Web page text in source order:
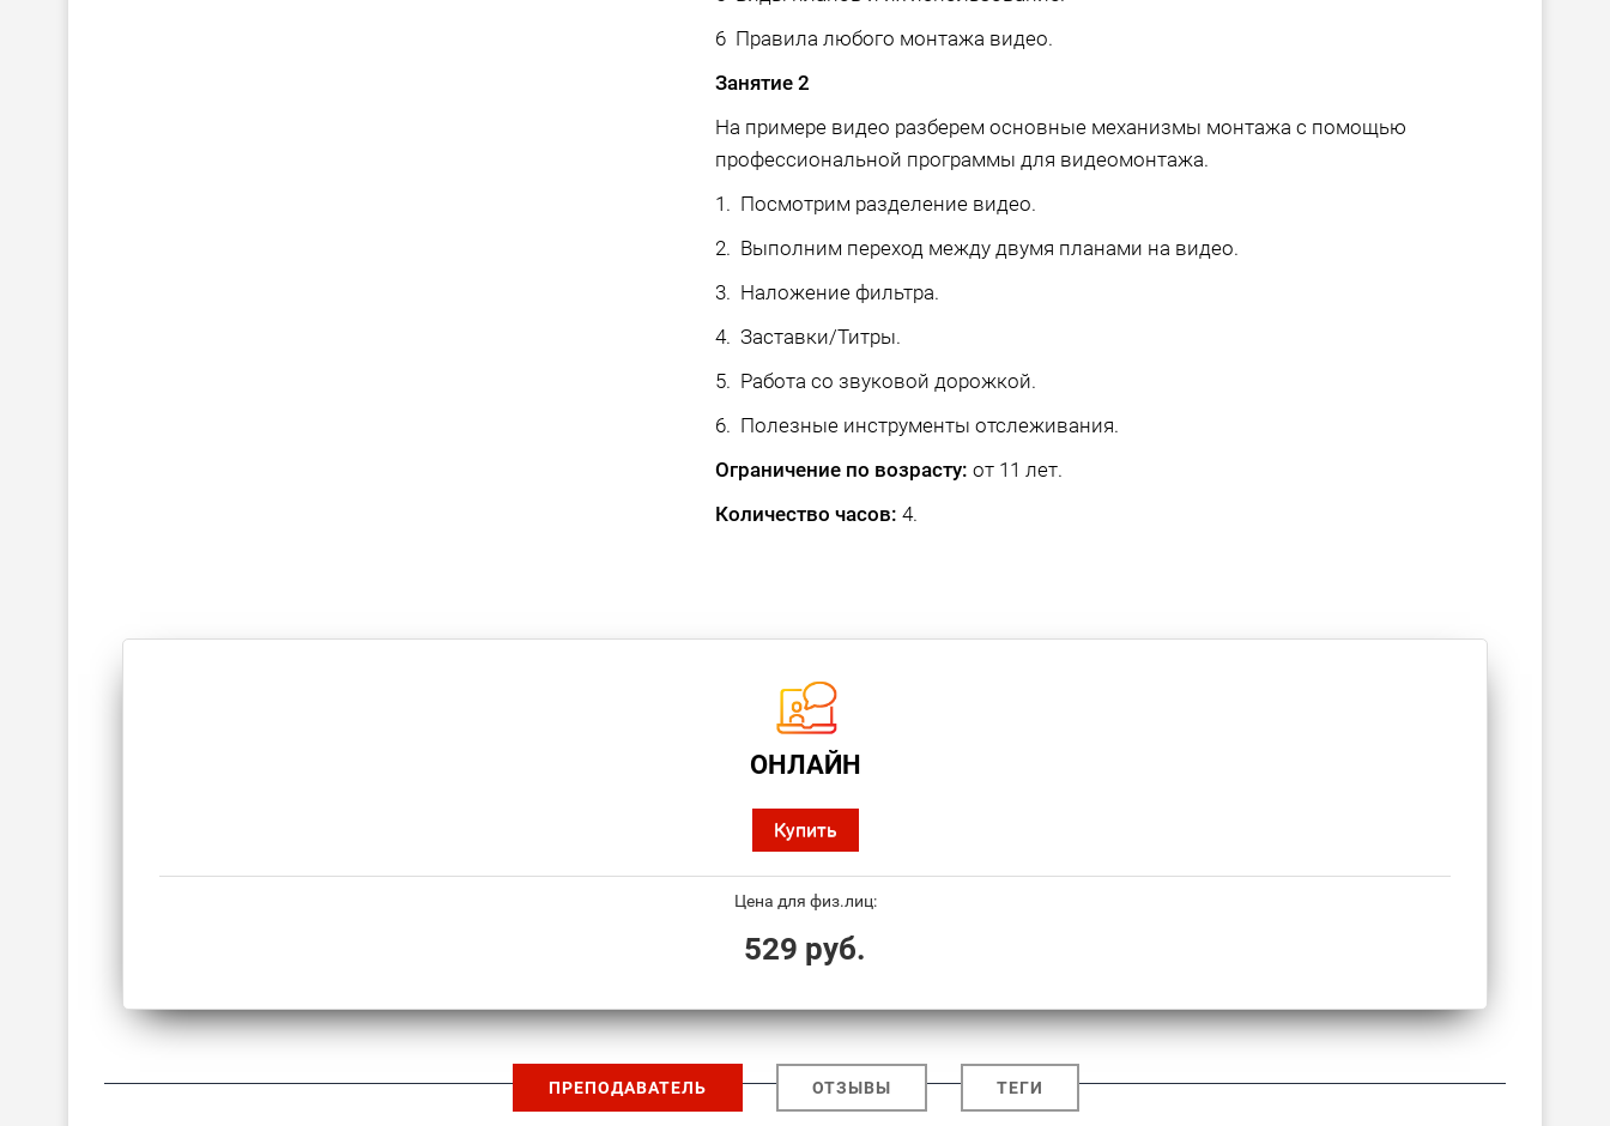
6 Правила любого монтажа видео.
Занятие 2
На примере видео разберем основные механизмы монтажа с помощью
профессиональной программы для видеомонтажа.
1. Посмотрим разделение видео.
2. Выполним переход между двумя планами на видео.
3. Наложение фильтра.
4. Заставки/Титры.
5. Работа со звуковой дорожкой.
6. Полезные инструменты отслеживания.
Ограничение по возрасту: от 11 лет.
Количество часов: 4.
ОНЛАЙН
Купить
Цена для физ.лиц:
529 руб.
ПРЕПОДАВАТЕЛЬ ОТЗЫВЫ ТЕГИ